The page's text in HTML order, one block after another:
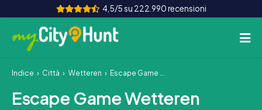
4,5/5 su 222.990 recensioni
Come funziona
Città
Indice Città Wetteren Escape Game Wetteren
Escape Game Wetteren